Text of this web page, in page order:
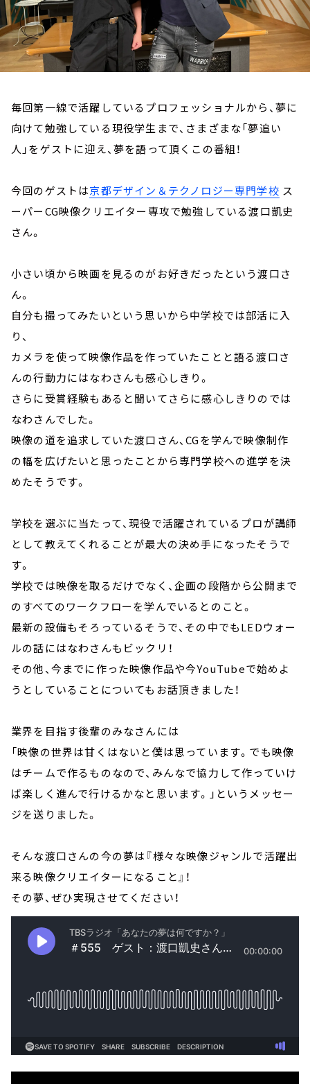
毎回第一線で活躍しているプロフェッショナルから、夢に
向けて勉強している現役学生まで、さまざまな「夢追い
人」をゲストに迎え、夢を語って頂くこの番組！
今回のゲストは京都デザイン＆テクノロジー専門学校 ス
ーパーCG映像クリエイター専攻で勉強している渡口凱史
さん。
小さい頃から映画を見るのがお好きだったという渡口さ
ん。
自分も撮ってみたいという思いから中学校では部活に入
り、
カメラを使って映像作品を作っていたことと語る渡口さ
んの行動力にはなわさんも感心しきり。
さらに受賞経験もあると聞いてさらに感心しきりのでは
なわさんでした。
映像の道を追求していた渡口さん、CGを学んで映像制作
の幅を広げたいと思ったことから専門学校への進学を決
めたそうです。
学校を選ぶに当たって、現役で活躍されているプロが講師
として教えてくれることが最大の決め手になったそうで
す。
学校では映像を取るだけでなく、企画の段階から公開まで
のすべてのワークフローを学んでいるとのこと。
最新の設備もそろっているそうで、その中でもLEDウォー
ルの話にはなわさんもビックリ！
その他、今までに作った映像作品や今YouTubeで始めよ
うとしていることについてもお話頂きました！
業界を目指す後輩のみなさんには
「映像の世界は甘くはないと僕は思っています。でも映像
はチームで作るものなので、みんなで協力して作っていけ
ば楽しく進んで行けるかなと思います。」というメッセー
ジを送りました。
そんな渡口さんの今の夢は『様々な映像ジャンルで活躍出
来る映像クリエイターになること』！
その夢、ぜひ実現させてください！